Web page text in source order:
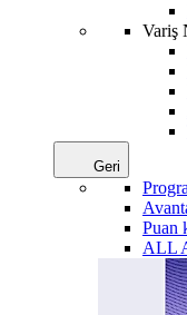
Variş
Geri
Puan
ALL